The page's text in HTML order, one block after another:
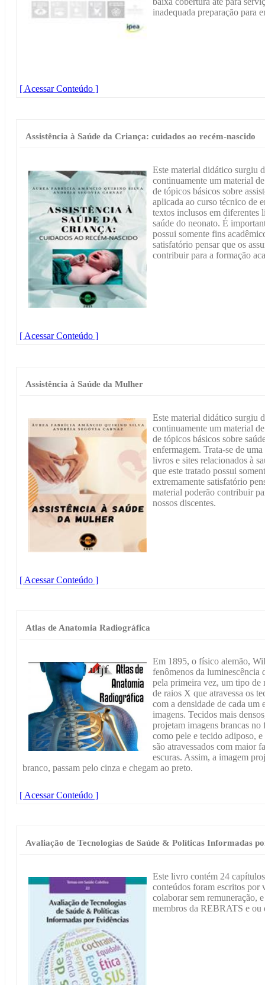
inadequada preparação para
[ Acessar Conteúdo ]
Assistência à Saúde da Criança: cuidados ao recém-nascido
Este material didático surgiu
continuamente um material
de tópicos básicos sobre
aplicada ao curso técnico de
textos inclusos em diferentes
saúde do neonato. É
possui somente fins
satisfatório pensar que os
contribuir para a formação
[ Acessar Conteúdo ]
Assistência à Saúde da Mulher
Este material didático surgiu
continuamente um material
de tópicos básicos sobre
enfermagem. Trata-se de
livros e sites relacionados à
que este tratado possui
extremamente satisfatório
material poderão contribuir
nossos discentes.
[ Acessar Conteúdo ]
Atlas de Anatomia Radiográfica
Em 1895, o físico alemão,
fenômenos da luminescência
pela primeira vez, um tipo de
de raios X que atravessa os
com a densidade de cada
imagens. Tecidos mais
projetam imagens brancas
como pele e tecido adiposo,
são atravessados com maior
escuras. Assim, a imagem
branco, passam pelo cinza e chegam ao preto.
[ Acessar Conteúdo ]
Avaliação de Tecnologias de Saúde & Políticas Informadas
Este livro contém 24
conteúdos foram escritos por
colaborar sem remuneração,
membros da REBRATS e